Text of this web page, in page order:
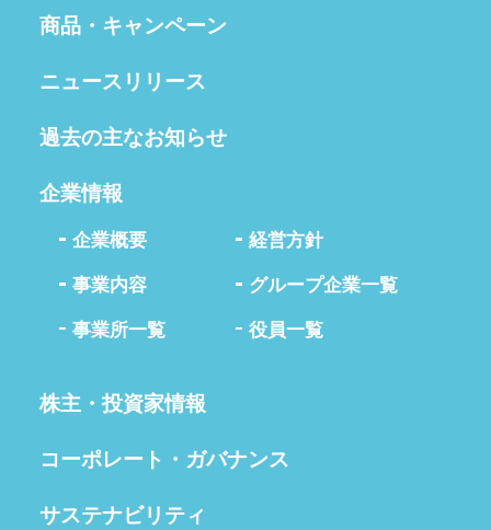
商品・キャンペーン
ニュースリリース
過去の主なお知らせ
企業情報
企業概要
経営方針
事業内容
グループ企業一覧
事業所一覧
役員一覧
株主・投資家情報
コーポレート・ガバナンス
サステナビリティ